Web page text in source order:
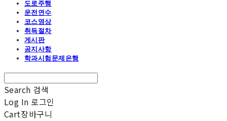
도로주행
운전연수
코스영상
취득절차
게시판
공지사항
학과시험문제은행
Search 검색
Log In 로그인
Cart장바구니